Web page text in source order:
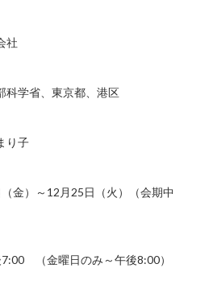
社
科学省、東京都、港区
り子
金）～12月25日（火）（会期中
（金曜日のみ～午後8:00）